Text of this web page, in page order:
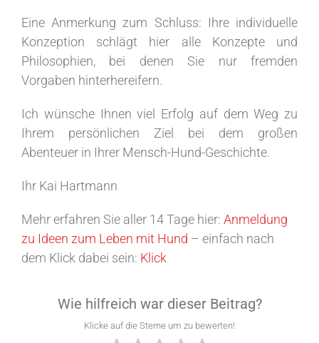
Eine Anmerkung zum Schluss: Ihre individuelle
Konzeption schlägt hier alle Konzepte und
Philosophien, bei denen Sie nur fremden
Vorgaben hinterhereifern.
Ich wünsche Ihnen viel Erfolg auf dem Weg zu
Ihrem persönlichen Ziel bei dem großen
Abenteuer in Ihrer Mensch-Hund-Geschichte.
Ihr Kai Hartmann
Mehr erfahren Sie aller 14 Tage hier: Anmeldung
zu Ideen zum Leben mit Hund – einfach nach
dem Klick dabei sein: Klick
Wie hilfreich war dieser Beitrag?
Klicke auf die Sterne um zu bewerten!